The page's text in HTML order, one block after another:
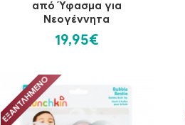
από Ύφασμα για
Νεογέννητα
19,95€
ΕΞΑΝΤΛΗΜΈΝΟ